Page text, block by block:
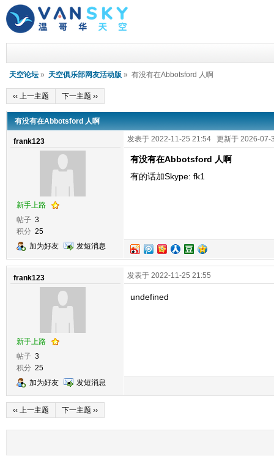
天空论坛 » 天空俱乐部网友活动版 » 有没有在Abbotsford 人啊
‹‹ 上一主题 下一主题 ››
有没有在Abbotsford 人啊
frank123
新手上路
帖子 3
积分 25
加为好友
发短消息
发表于 2022-11-25 21:54 更新于 2026-
有没有在Abbotsford 人啊
有的话加Skype: fk1
frank123
新手上路
帖子 3
积分 25
加为好友
发短消息
发表于 2022-11-25 21:55
undefined
‹‹ 上一主题 下一主题 ››